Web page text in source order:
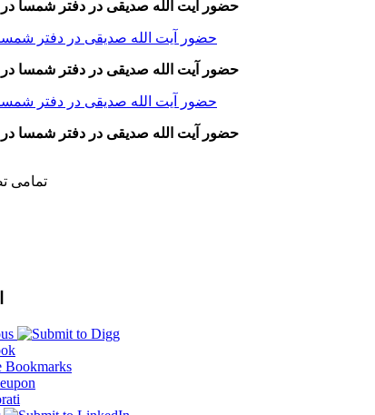
حضور آیت الله صدیقی در دفتر شمسا در
حضور آیت الله صدیقی در دفتر شمسا در
حضور آیت الله صدیقی در دفتر شمسا در
تمامی